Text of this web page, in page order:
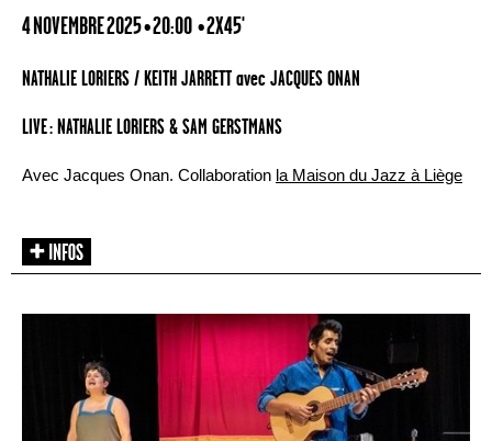
4 NOVEMBRE 2025 • 20:00 • 2X45'
NATHALIE LORIERS / KEITH JARRETT avec JACQUES ONAN
LIVE : NATHALIE LORIERS & SAM GERSTMANS
Avec Jacques Onan. Collaboration la Maison du Jazz à Liège